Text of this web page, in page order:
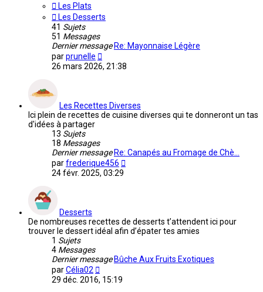
Les Plats
Les Desserts
41 Sujets
51 Messages
Dernier messageRe: Mayonnaise Légère
parprunelle
le
dernier
26 mars 2026, 21:38
Les Recettes Diverses
Ici plein de recettes de cuisine diverses qui te donneront un tas
d'idées à partager
13 Sujets
18 Messages
Dernier messageRe: Canapés au Fromage de Chè…
parfrederique456
le
24 févr. 2025, 03:29
Desserts
De nombreuses recettes de desserts t’attendent ici pour
trouver le dessert idéal afin d’épater tes amies
1 Sujets
4 Messages
Dernier messageBûche Aux Fruits Exotiques
parCélia02
le
dernier
29 déc. 2016, 15:19